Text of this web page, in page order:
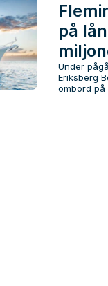
på
Under
Eriksberg
ombord på